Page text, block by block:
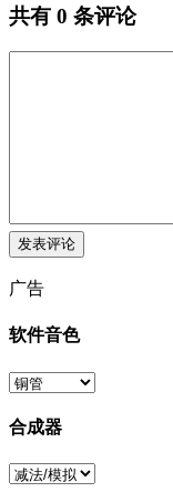
共有 0 条评论
广告
软件音色
合成器